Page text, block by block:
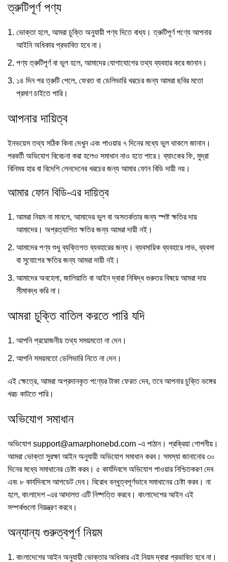
ত্রুটিপূর্ণ পণ্য
ভোক্তা হলে, আমরা চুক্তি অনুযায়ী পণ্য দিতে বাধ্য। ত্রুটিপূর্ণ পণ্যে আপনার
আইনি অধিকার প্রভাবিত হবে না।
পণ্য ত্রুটিপূর্ণ বা ভুল হলে, আমাদের যোগাযোগের তথ্য ব্যবহার করে জানান।
১৪ দিন পর ত্রুটি পেলে, ফেরত বা ডেলিভারি খরচের জন্য আমরা ছবির মতো
প্রমাণ চাইতে পারি।
আপনার দায়িত্ব
ইনভয়েস তথ্য সঠিক কিনা দেখুন এবং পাওয়ার ৭ দিনের মধ্যে ভুল থাকলে জানান।
পরবর্তী অভিযোগ বিবেচনা করা হলেও সমাধান নাও হতে পারে। ব্যাংকের ফি, মুদ্রা
বিনিময় হার বা বিদেশি লেনদেনের খরচের জন্য আমার ফোন বিডি দায়ী নয়।
আমার ফোন বিডি-এর দায়িত্ব
আমরা নিয়ম না মানলে, আমাদের ভুল বা অসতর্কতার জন্য স্পষ্ট ক্ষতির দায়
আমাদের। অপ্রত্যাশিত ক্ষতির জন্য আমরা দায়ী নই।
আমাদের পণ্য শুধু ব্যক্তিগত ব্যবহারের জন্য। ব্যবসায়িক ব্যবহারে লাভ, ব্যবসা
বা সুযোগের ক্ষতির জন্য আমরা দায়ী নই।
আমাদের অবহেলা, জালিয়াতি বা আইন দ্বারা নিষিদ্ধ গুরুতর বিষয়ে আমরা দায়
সীমাবদ্ধ করি না।
আমরা চুক্তি বাতিল করতে পারি যদি
আপনি প্রয়োজনীয় তথ্য সময়মতো না দেন।
আপনি সময়মতো ডেলিভারি নিতে না দেন।
এই ক্ষেত্রে, আমরা অপ্রদানকৃত পণ্যের টাকা ফেরত দেব, তবে আপনার চুক্তি ভঙ্গের
খরচ কাটতে পারি।
অভিযোগ সমাধান
অভিযোগ support@amarphonebd.com -এ পাঠান। প্রক্রিয়া গোপনীয়।
আমরা ভোক্তা সুরক্ষা আইন অনুযায়ী অভিযোগ সমাধান করব। সমস্যা জানানোর ৩০
দিনের মধ্যে সমাধানের চেষ্টা করব। ৫ কার্যদিবসে অভিযোগ পাওয়ার নিশ্চিতকরণ দেব
এবং ৮ কার্যদিবসে আপডেট দেব। বিরোধ বন্ধুত্বপূর্ণভাবে সমাধানের চেষ্টা করব। না
হলে, বাংলাদেশ -এর আদালত এটি নিষ্পত্তি করবে। বাংলাদেশের আইন এই
সম্পর্কগুলো নিয়ন্ত্রণ করবে।
অন্যান্য গুরুত্বপূর্ণ নিয়ম
বাংলাদেশের আইন অনুযায়ী ভোক্তার অধিকার এই নিয়ম দ্বারা প্রভাবিত হবে না।